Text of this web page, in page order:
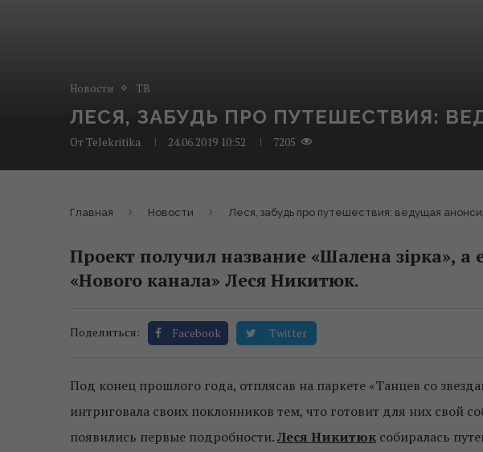
Новости ТВ
ЛЕСЯ, ЗАБУДЬ ПРО ПУТЕШЕСТВИЯ:
От Telekritika 24.06.2019 10:52 7205
Главная Новости Леся, забудь про путешествия: ведущая
Проект получил название «Шалена зірка», а
«Нового канала» Леся Никитюк.
Поделиться: Facebook Twitter
Под конец прошлого года, отплясав на паркете «Танцев со
интриговала своих поклонников тем, что готовит для них свой
появились первые подробности.Леся Никитюк собиралась